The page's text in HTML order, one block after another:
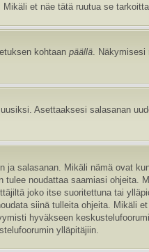
et näe tätä ruutua se
kohtaanpäällä. Näkymisesi
Asettaaksesi salasanan
salasanan. Mikäli nämä ovat
tulee noudattaa saamiasi ohjeita.
joko itse suoritettuna tai
siinä tulleita ohjeita. Mikäli
hyväkseen
ylläpitäjiin.